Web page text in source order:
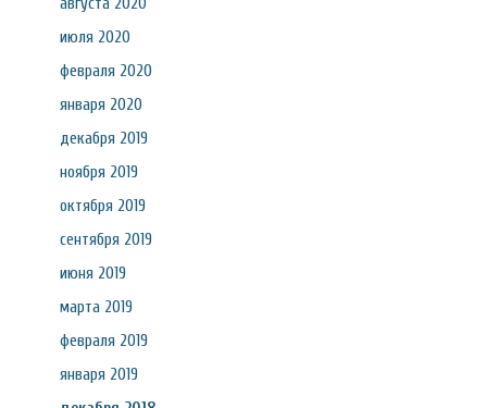
июля 2020
февраля 2020
января 2020
декабря 2019
ноября 2019
октября 2019
сентября 2019
июня 2019
марта 2019
февраля 2019
января 2019